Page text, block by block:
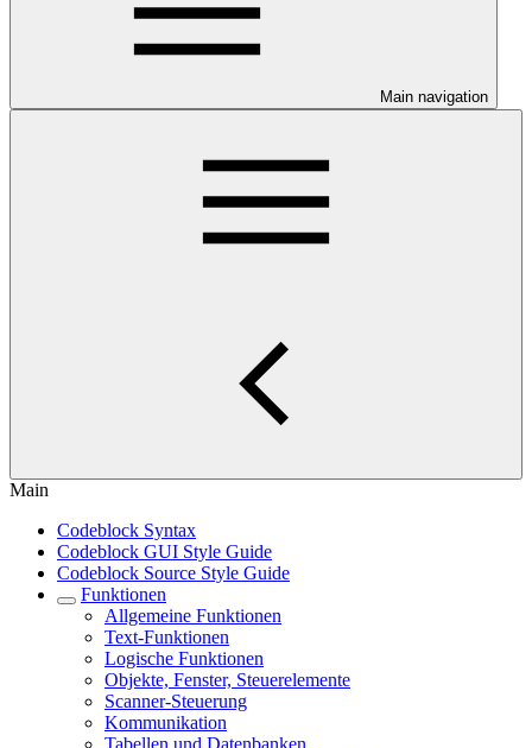
Main navigation
Main
Codeblock Syntax
Codeblock GUI Style Guide
Codeblock Source Style Guide
Funktionen
Allgemeine Funktionen
Text-Funktionen
Logische Funktionen
Objekte, Fenster, Steuerelemente
Scanner-Steuerung
Kommunikation
Tabellen und Datenbanken